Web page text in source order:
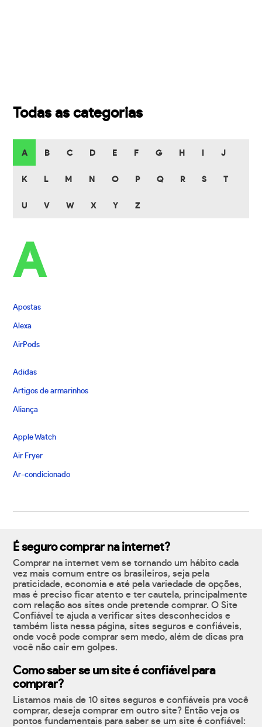
Todas as categorias
A B C D E F G H J
K L M N O P Q R S T
U V W X Y Z
A
Apostas
Alexa
AirPods
Adidas
Artigos de armarinhos
Aliança
Apple Watch
Air Fryer
Ar-condicionado
É seguro comprar na internet?
Comprar na internet vem se tornando um hábito cada
vez mais comum entre os brasileiros, seja pela
praticidade, economia e até pela variedade de opções,
mas é preciso ficar atento e ter cautela, principalmente
com relação aos sites onde pretende comprar. O Site
Confiável te ajuda a verificar sites desconhecidos e
também lista nessa página, sites seguros e confiáveis,
onde você pode comprar sem medo, além de dicas pra
você não cair em golpes.
Como saber se um site é confiável para
comprar?
Listamos mais de 10 sites seguros e confiáveis pra você
comprar, deseja comprar em outro site? Então veja os
pontos fundamentais para saber se um site é confiável: